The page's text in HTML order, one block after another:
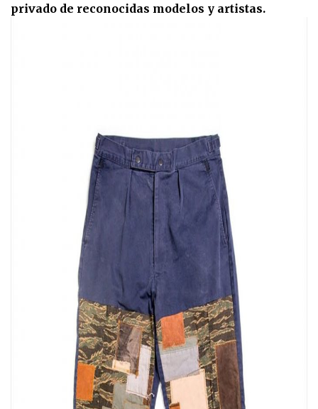
privado de reconocidas modelos y artistas.